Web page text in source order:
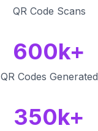
QR Code Scans
600k+
QR Codes Generated
350k+